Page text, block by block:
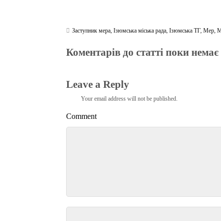
Заступник мера ,Ізюмська міська рада ,Ізюмська ТГ,Мер ,
Коментарів до статті поки немає
Leave a Reply
Your email address will not be published.
Comment